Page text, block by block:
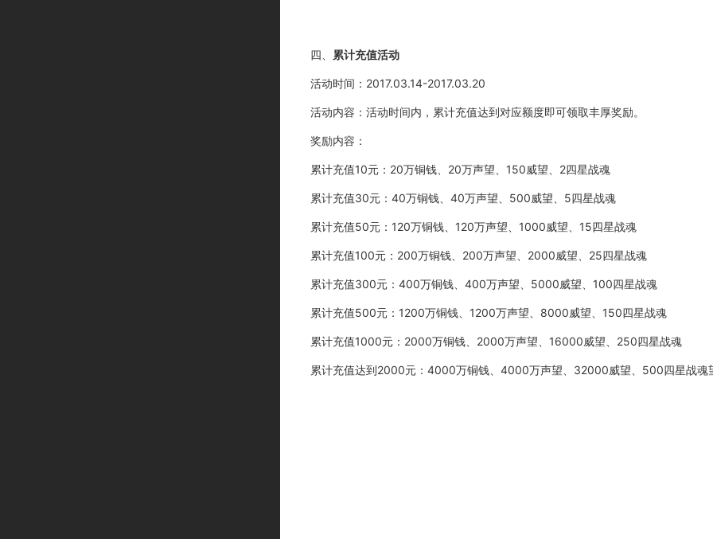
四、 累计充值活动
活动时间： 2017.03.14-2017.03.20
活动内容：活动时间内，累计充值达到对应额度即可领取丰厚奖励。
奖励内容：
累计充值10元： 20万铜钱、20万声望、150威望、2四星战魂
累计充值30元： 40万铜钱、40万声望、500威望、5四星战魂
累计充值50元： 120万铜钱、120万声望、1000威望、15四星战魂
累计充值100元： 200万铜钱、200万声望、2000威望、25四星战魂
累计充值300元： 400万铜钱、400万声望、5000威望、100四星战魂
累计充值500元： 1200万铜钱、1200万声望、8000威望、150四星战魂
累计充值1000元： 2000万铜钱、2000万声望、16000威望、250四星战魂
累计充值达到2000元： 4000万铜钱、4000万声望、32000威望、500四星战魂